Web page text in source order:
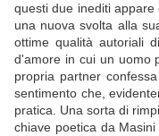
questi due inediti
una nuova svolta alla
ottime qualità autoriali
d'amore in cui un uomo
propria partner
sentimento che,
pratica. Una sorta di
chiave poetica da